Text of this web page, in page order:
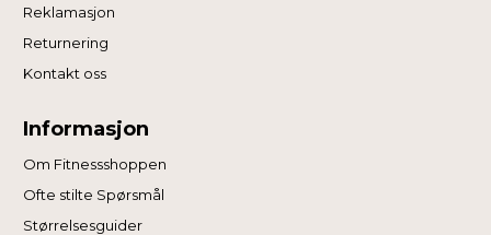
Reklamasjon
Returnering
Kontakt oss
Informasjon
Om Fitnessshoppen
Ofte stilte Spørsmål
Størrelsesguider